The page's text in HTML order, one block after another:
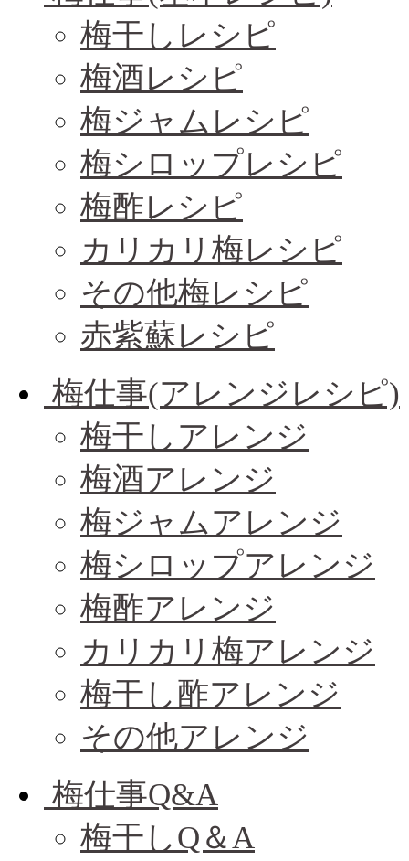
梅干しレシピ
梅酒レシピ
梅ジャムレシピ
梅シロップレシピ
梅酢レシピ
カリカリ梅レシピ
その他梅レシピ
赤紫蘇レシピ
梅仕事(アレンジレシピ)
梅干しアレンジ
梅酒アレンジ
梅ジャムアレンジ
梅シロップアレンジ
梅酢アレンジ
カリカリ梅アレンジ
梅干し酢アレンジ
その他アレンジ
梅仕事Q&A
梅干しQ＆A